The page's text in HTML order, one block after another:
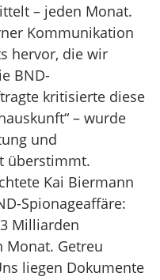
– jeden Monat.
Kommunikation
hervor, die wir
BND-
kritisierte diese
– wurde
und
überstimmt.
Kai Biermann
Spionageaffäre:
Milliarden
Monat. Getreu
liegen Dokumente